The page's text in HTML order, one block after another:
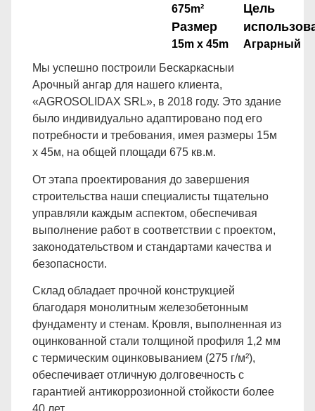
675m²
Размер
15m x 45m
Цель
Аграрный
Мы успешно построили Бескаркасныи
Арочный ангар для нашего клиента,
«AGROSOLIDAX SRL», в 2018 году. Это здание
было индивидуально адаптировано под его
потребности и требования, имея размеры 15м
x 45м, на общей площади 675 кв.м.
От этапа проектирования до завершения
строительства наши специалисты тщательно
управляли каждым аспектом, обеспечивая
выполнение работ в соответствии с проектом,
законодательством и стандартами качества и
безопасности.
Склад обладает прочной конструкцией
благодаря монолитным железобетонным
фундаменту и стенам. Кровля, выполненная из
оцинкованной стали толщиной профиля 1,2 мм
с термическим оцинковыванием (275 г/м²),
обеспечивает отличную долговечность с
гарантией антикоррозионной стойкости более